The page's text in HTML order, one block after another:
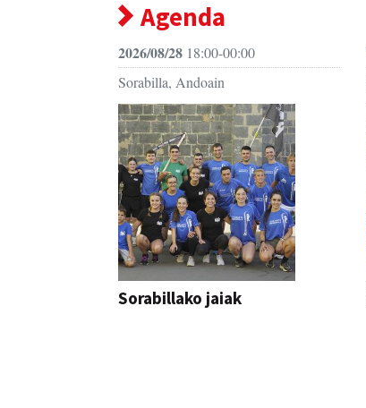
Agenda
2026/08/28 18:00-00:00
Sorabilla, Andoain
Sorabillako jaiak